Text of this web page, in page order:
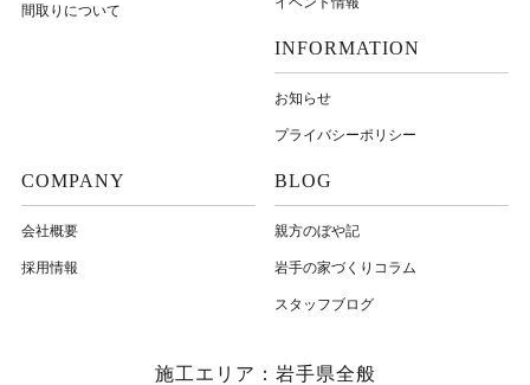
間取りについて
INFORMATION
お知らせ
プライバシーポリシー
COMPANY
会社概要
採用情報
BLOG
親方のぼや記
岩⼿の家づくりコラム
スタッフブログ
施工エリア：岩手県全般